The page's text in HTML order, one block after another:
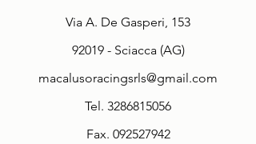
Via A. De Gasperi, 153
92019 - Sciacca (AG)
macalusoracingsrls@gmail.com
Tel. 3286815056
Fax. 092527942